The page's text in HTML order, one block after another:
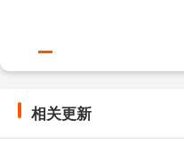
相关更新